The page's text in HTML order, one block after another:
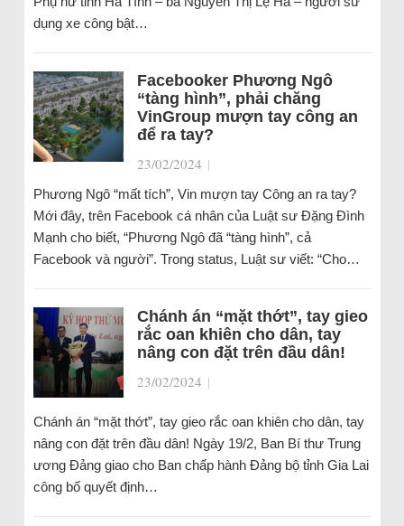
dụng xe công bật…
Facebooker Phương Ngô
“tàng hình”, phải chăng
VinGroup mượn tay công an
để ra tay?
23/02/2024 |
Phương Ngô “mất tích”, Vin mượn tay Công an ra tay?
Mới đây, trên Facebook cá nhân của Luật sư Đặng Đình
Mạnh cho biết, “Phương Ngô đã “tàng hình”, cả
Facebook và người”. Trong status, Luật sư viết: “Cho…
Chánh án “mặt thớt”, tay gieo
rắc oan khiên cho dân, tay
nâng con đặt trên đầu dân!
23/02/2024 |
Chánh án “mặt thớt”, tay gieo rắc oan khiên cho dân, tay
nâng con đặt trên đầu dân! Ngày 19/2, Ban Bí thư Trung
ương Đảng giao cho Ban chấp hành Đảng bộ tỉnh Gia Lai
công bố quyết định…